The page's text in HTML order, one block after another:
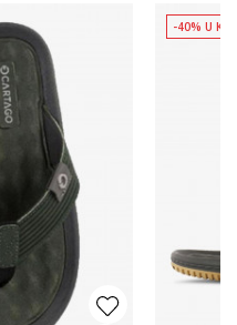
-40% U